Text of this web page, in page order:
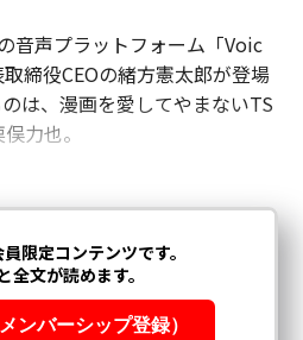
音声プラットフォーム「Voic
締役CEOの緒方憲太郎が登場
は、漫画を愛してやまないTS
力也。